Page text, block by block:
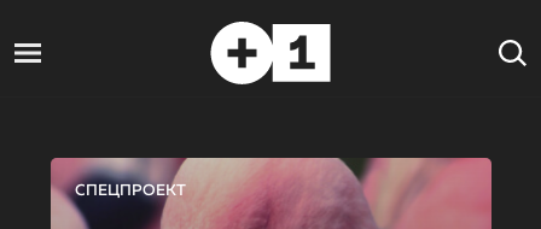
СПЕЦПРОЕКТ